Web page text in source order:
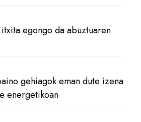
egongo da abuztuaren
gehiagok eman dute izena
energetikoan